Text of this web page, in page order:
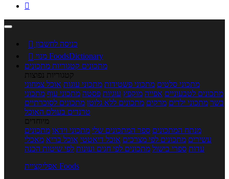

 כניסה לחשבון

מנוי FoodsDictionary
מתכונים קטגוריות מתכונים
קטגוריות נפוצות
מתכוני סלטים מתכוני פשטידות מתכוני עוגות אוכל צמחוני
מתכונים לטבעוניים אפייה מוקפץ עוגיות פסטה מתכוני עוף מתכוני
בשר מתכוני ילדים מרקים מתכונים ללא גלוטן מתכונים לסוכרתיים
טרנדים בעולם האוכל
מיוחדים
מנתח המתכונים ספר המתכונים שלי מתכוני וידאו מתכונים
עשירים מתכונים לפי מצרכים אוכל דיאטטי אוכל בריא מאכלי
עדות ספרי בישול מתכונים לפי חגים ועונות לפי שיטות הכנה
אפליקציית Foods